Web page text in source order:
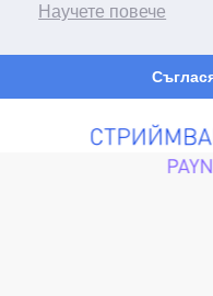
Научете повече